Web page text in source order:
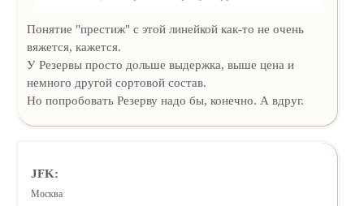
Понятие "престиж" с этой линейкой как-то не очень
вяжется, кажется.
У Резервы просто дольше выдержка, выше цена и
немного другой сортовой состав.
Но попробовать Резерву надо бы, конечно. А вдруг.
JFK:
Москва